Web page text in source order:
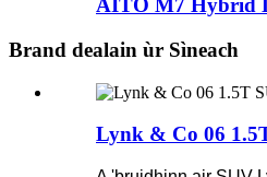
AITO M7 Hybrid
Brand dealain ùr Sìneach
Lynk & Co 06